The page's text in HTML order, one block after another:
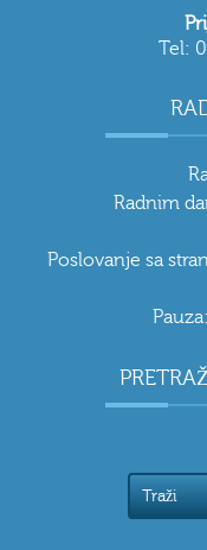
Tel:
Radnim
Poslovanje sa